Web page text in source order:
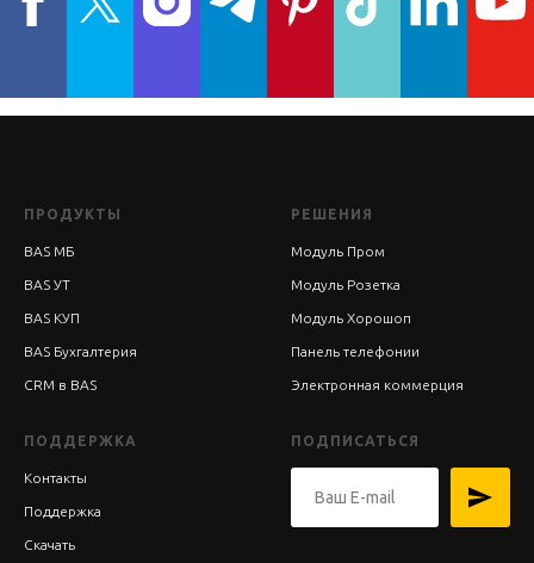
ПРОДУКТЫ
BAS МБ
BAS УТ
BAS КУП
BAS Бухгалтерия
CRM в BAS
РЕШЕНИЯ
Модуль Пром
Модуль Розетка
Модуль Хорошоп
Панель телефонии
Электронная коммерция
ПОДДЕРЖКА
Контакты
Поддержка
Скачать
ПОДПИСАТЬСЯ